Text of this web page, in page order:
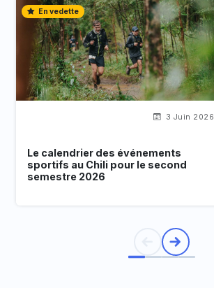
En vedette
3 Juin 2026
Le calendrier des événements
sportifs au Chili pour le second
semestre 2026